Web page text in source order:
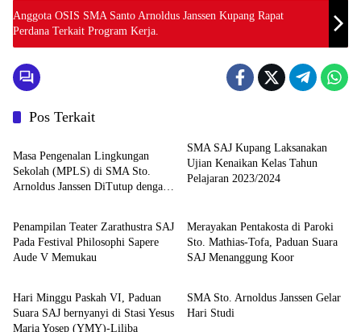
Anggota OSIS SMA Santo Arnoldus Janssen Kupang Rapat
Perdana Terkait Program Kerja.
Pos Terkait
Berita
Masa Pengenalan Lingkungan
Sekolah (MPLS) di SMA Sto.
Arnoldus Janssen DiTutup dengan
SMA SAJ Kupang Laksanakan
Ujian Kenaikan Kelas Tahun
Pelajaran 2023/2024
Berita
Penampilan Teater Zarathustra SAJ
Pada Festival Philosophi Sapere
Aude V Memukau
Merayakan Pentakosta di Paroki
Sto. Mathias-Tofa, Paduan Suara
SAJ Menanggung Koor
Berita
Hari Minggu Paskah VI, Paduan
Suara SAJ bernyanyi di Stasi Yesus
Maria Yosep (YMY)-Liliba
Berita
SMA Sto. Arnoldus Janssen Gelar
Hari Studi